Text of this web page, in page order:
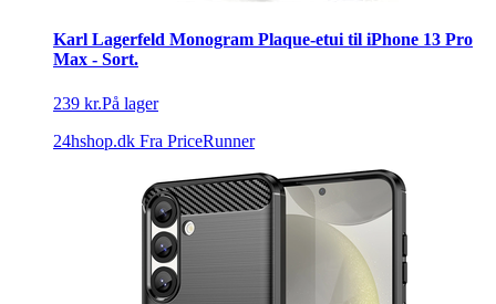
Karl Lagerfeld Monogram Plaque-etui til iPhone 13 Pro
Max - Sort.
239 kr.På lager
24hshop.dk Fra PriceRunner